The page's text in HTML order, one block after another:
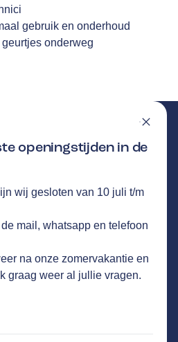
gebruik en onderhoud
onderweg
openingstijden in de
wij gesloten van 10 juli t/m
mail, whatsapp en telefoon
na onze zomervakantie en
graag weer al jullie vragen.
Zeeland
Autovakmeester
met een 9.1